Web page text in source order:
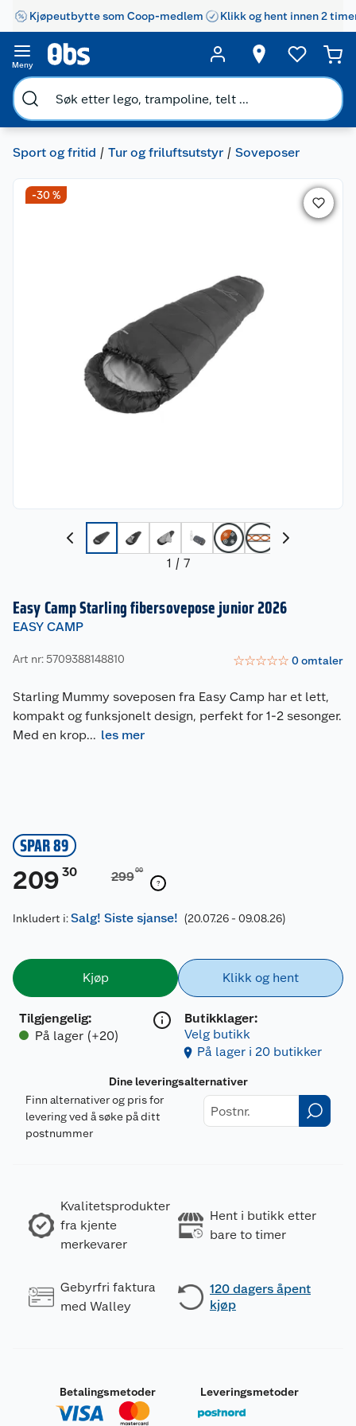
Kjøpeutbytte som Coop-medlem Klikk og hent innen 2
Meny
Sport og fritid Tur og friluftsutstyr Soveposer
1 / 7
-30 %
Easy Camp Starling fibersovepose junior 2026
EASY CAMP
Art nr: 5709388148810 ☆☆☆☆☆ 0omtaler
Starling Mummy soveposen fra Easy Camp har et lett,
kompakt og funksjonelt design, perfekt for 1-2 sesonger.
Med en krop... les mer
SPAR 89
209 30 29900
Inkludert i:Salg! Siste sjanse! (20.07.26 - 09.08.26)
Kjøp
Tilgjengelig:
På lager (+20)
Klikk og hent
Butikklager:
Velg butikk
På lager i 20 butikker
Dine leveringsalternativer
Finn alternativer og pris for
levering ved å søke på ditt
postnummer
Kvalitetsprodukter
fra kjente
merkevarer
Hent i butikk etter
bare to timer
Gebyrfri faktura
med Walley
120 dagers åpent
kjøp
Betalingsmetoder Leveringsmetoder